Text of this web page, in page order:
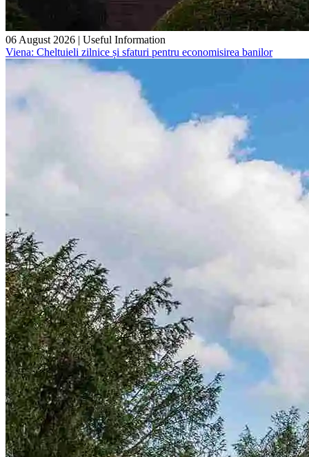
06 August 2026 | Useful Information
Viena: Cheltuieli zilnice și sfaturi pentru economisirea banilor